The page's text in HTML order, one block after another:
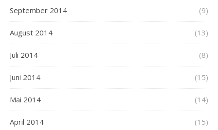
September 2014 (9)
August 2014 (13)
Juli 2014 (8)
Juni 2014 (15)
Mai 2014 (14)
April 2014 (15)